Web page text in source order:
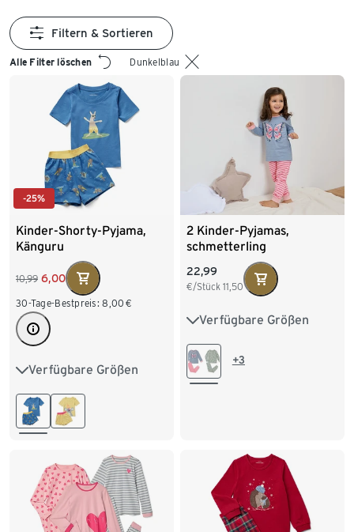
Alle Filter löschen Dunkelblau
Filtern & Sortieren
-25%
Kinder-Shorty-Pyjama,
Känguru
10,99 6,00
30-Tage-Bestpreis: 8,00 €
Verfügbare Größen
86/92 98/104
110/116
2 Kinder-Pyjamas,
schmetterling
22,99
€/Stück 11,50
Verfügbare Größen
86/92 98/104
110/116 +3